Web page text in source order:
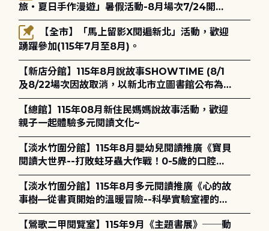
旅・夏日手作漫遊」暑假活動-8月場次7/24開始
報名
踴躍參加(115年7月至8月)。
【新店分館】115年8月說故事SHOWTIME (8/1
及8/22場次因故取消，以新北市立圖書館公布為
主)
【總館】115年08月新住民媽媽說故事活動，歡迎
親子一起體驗多元閱讀文化~
【淡水竹圍分館】115年8月嬰幼兒閱讀推廣《寶貝
閱讀大世界--打敗蛀牙蟲大作戰！0-5歲的口腔照
護全攻略》
【淡水竹圍分館】115年8月多元閱讀推廣《心的故
事樹—從書頁開始的溫暖冒險--科學實驗室裡的放
電章魚》
【鶯歌二甲閱覽室】115年9月《主題書展》──動